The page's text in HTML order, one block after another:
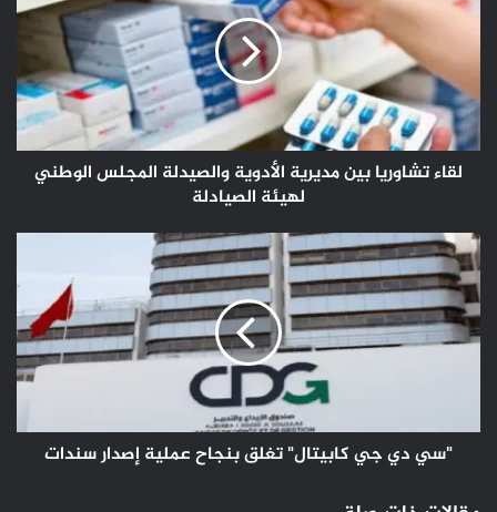
بين
الأدوية
والصيدلة
المجلس
الوطني
لهيئة
الصيادلة
لقاء تشاوريا بين مديرية الأدوية والصيدلة المجلس الوطني
لهيئة الصيادلة
"سي
دي
جي
كابيتال"
تغلق
سندات
"سي دي جي كابيتال" تغلق بنجاح عملية إصدار سندات